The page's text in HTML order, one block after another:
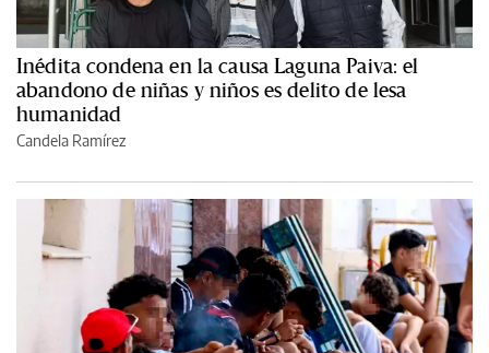
Inédita condena en la causa Laguna Paiva: el
abandono de niñas y niños es delito de lesa
humanidad
Candela Ramírez